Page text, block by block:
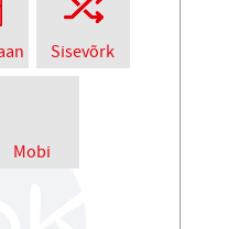
Sisevõrk
Mobi